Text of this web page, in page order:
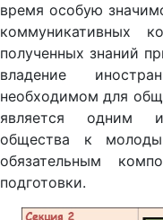
время особую
коммуникативных
полученных знаний
владение
необходимом для
является одним
общества к
обязательным
подготовки.